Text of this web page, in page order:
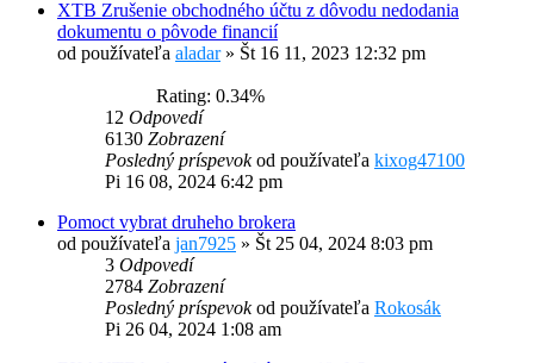
XTB Zrušenie obchodného účtu z dôvodu nedodania
dokumentu o pôvode financií
od používateľa aladar» Št 16 11, 2023 12:32 pm
Rating: 0.34%
12 Odpovedí
6130 Zobrazení
Posledný príspevokod používateľa kixog47100
Pi 16 08, 2024 6:42 pm
Pomoct vybrat druheho brokera
od používateľa jan7925 » Št 25 04, 2024 8:03 pm
3 Odpovedí
2784 Zobrazení
Posledný príspevokod používateľa Rokosák
Pi 26 04, 2024 1:08 am